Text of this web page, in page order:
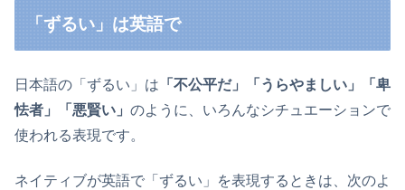
「ずるい」は英語で
日本語の「ずるい」は 「不公平だ」「うらやましい」
「卑
怯者」
「悪賢い」 のように、いろんなシチュエーションで
使われる表現です。
ネイティブが英語で「ずるい」を表現するときは、次のよ